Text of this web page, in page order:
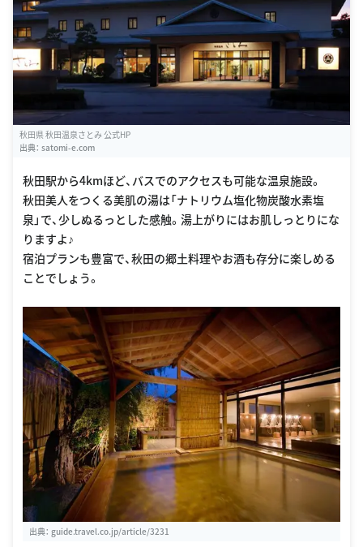
秋田県 秋田温泉さとみ 公式HP
出典： satomi-e.com
秋田駅から4kmほど、バスでのアクセスも可能な温泉施設。
秋田美人をつくる美肌の湯は「ナトリウム塩化物炭酸水素塩
泉」で、少しぬるっとした感触。湯上がりにはお肌しっとりにな
りますよ♪
宿泊プランも豊富で、秋田の郷土料理やお酒も存分に楽しめる
ことでしょう。
出典： guide.travel.co.jp/article/3231